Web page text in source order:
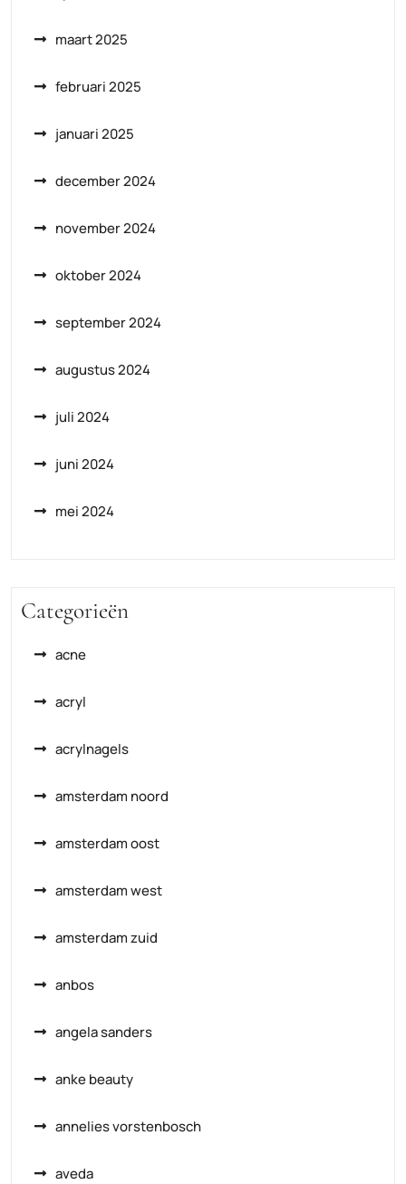
maart 2025
februari 2025
januari 2025
december 2024
november 2024
oktober 2024
september 2024
augustus 2024
juli 2024
juni 2024
mei 2024
Categorieën
acne
acryl
acrylnagels
amsterdam noord
amsterdam oost
amsterdam west
amsterdam zuid
anbos
angela sanders
anke beauty
annelies vorstenbosch
aveda